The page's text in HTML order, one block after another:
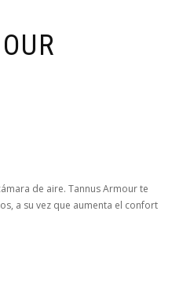
de aire. Tannus Armour te
a su vez que aumenta el confort